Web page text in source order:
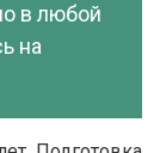
в любой
на